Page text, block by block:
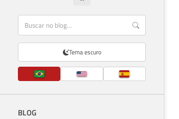
Tema escuro
BLOG